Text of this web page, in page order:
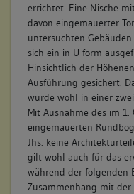
errichtet. Eine Nische
davon eingemauerter
untersuchten
sich ein in U-form
Hinsichtlich der
Ausführung gesichert.
wurde wohl in einer
Mit Ausnahme des im
eingemauerten
Jhs. keine
gilt wohl auch für das
während der folgenden
Zusammenhang mit der